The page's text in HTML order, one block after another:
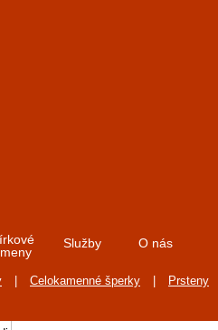
Služby O nás
Celokamenné šperky Prsteny